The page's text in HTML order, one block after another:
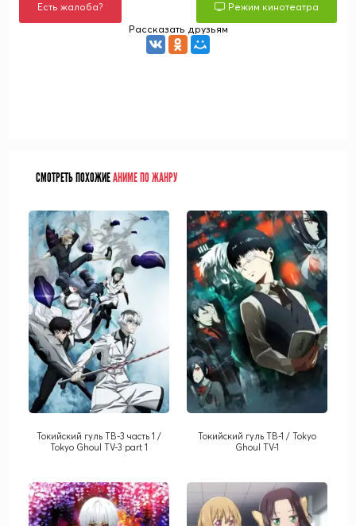
Есть жалоба?
Режим кинотеатра
Рассказать друзьям
СМОТРЕТЬ ПОХОЖИЕАНИМЕ ПО ЖАНРУ
Токийский гуль ТВ-3 часть 1 /
Tokyo Ghoul TV-3 part 1
Токийский гуль ТВ-1 / Tokyo
Ghoul TV-1